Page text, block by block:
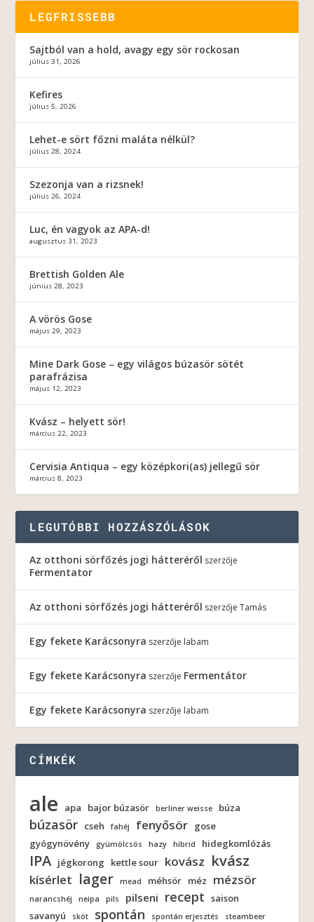
LEGFRISSEBB
Sajtból van a hold, avagy egy sör rockosan
július 31, 2026
Kefires
július 5, 2026
Lehet-e sört főzni maláta nélkül?
július 28, 2024
Szezonja van a rizsnek!
július 26, 2024
Luc, én vagyok az APA-d!
augusztus 31, 2023
Brettish Golden Ale
június 28, 2023
A vörös Gose
május 29, 2023
Mine Dark Gose – egy világos búzasör sötét
parafrázisa
május 12, 2023
Kvász – helyett sör!
március 22, 2023
Cervisia Antiqua – egy középkori(as) jellegű sör
március 8, 2023
LEGUTÓBBI HOZZÁSZÓLÁSOK
Az otthoni sörfőzés jogi hátteréről szerzője
Fermentator
Az otthoni sörfőzés jogi hátteréről szerzőjeTamás
Egy fekete Karácsonyra szerzője labam
Egy fekete Karácsonyra szerzője Fermentátor
Egy fekete Karácsonyra szerzője labam
CÍMKÉK
ale apa bajor búzasör berliner weisse búza
búzasör cseh fahéj fenyősör gose
gyógynövény
gyümölcsös hazy hibrid hidegkomlózás
IPA jégkorong kettle sour kovász kvász
kísérlet lager mead méhsör méz mézsör
narancshéj neipa pils pilseni recept saison
savanyú
skót spontán spontán erjesztés steambeer